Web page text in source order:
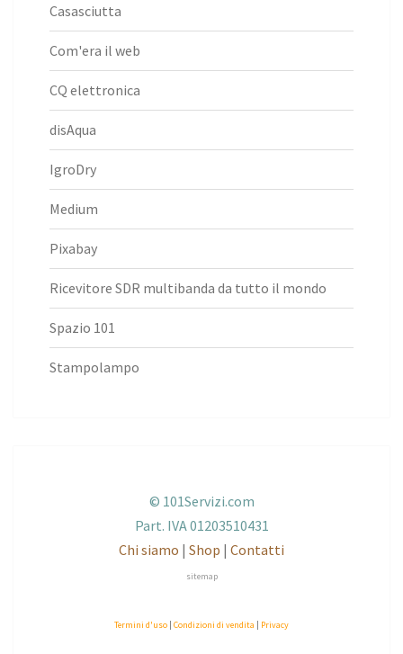
Casasciutta
Com'era il web
CQ elettronica
disAqua
IgroDry
Medium
Pixabay
Ricevitore SDR multibanda da tutto il mondo
Spazio 101
Stampolampo
© 101Servizi.com
Part. IVA 01203510431
Chi siamo | Shop | Contatti
sitemap
Termini d'uso | Condizioni di vendita | Privacy